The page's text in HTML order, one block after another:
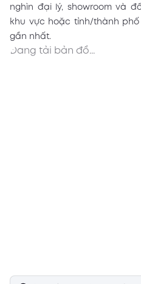
nghìn đại lý, showroom và
khu vực hoặc tỉnh/thành
gần nhất.
Đang tải bản đồ...